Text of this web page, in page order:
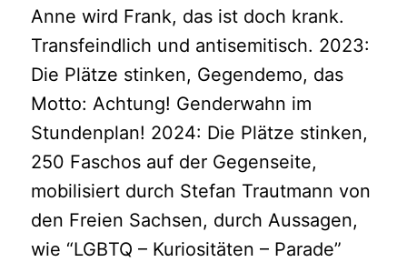
Anne wird Frank, das ist doch krank.
Transfeindlich und antisemitisch. 2023:
Die Plätze stinken, Gegendemo, das
Motto: Achtung! Genderwahn im
Stundenplan! 2024: Die Plätze stinken,
250 Faschos auf der Gegenseite,
mobilisiert durch Stefan Trautmann von
den Freien Sachsen, durch Aussagen,
wie “LGBTQ – Kuriositäten – Parade”